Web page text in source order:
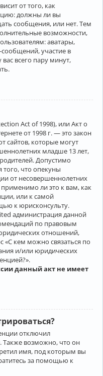
от того, как
должны ли вы
сообщения, или нет. Тем
возможности,
аватары,
участие в
вас всего пару минут,
Act of 1998), или Акт о
от 1998 г. — это закон
сайтов, которые могут
младше 13 лет,
Допустимо
того, что опекуны
от несовершеннолетних
ли это к вам, как
или к самой
к юрисконсульту.
администрация данной
по правовым
отношений,
«С кем можно связаться по
и/или юридических
данный акт не имеет
отключил
Также возможно, что он
имя, под которым вы
за помощью к